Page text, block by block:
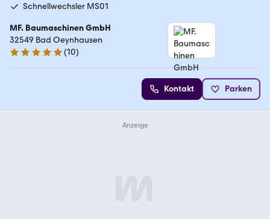
Schnellwechsler MS01
MF. Baumaschinen GmbH
32549 Bad Oeynhausen
5 Sterne
(10)
Kontakt Parken